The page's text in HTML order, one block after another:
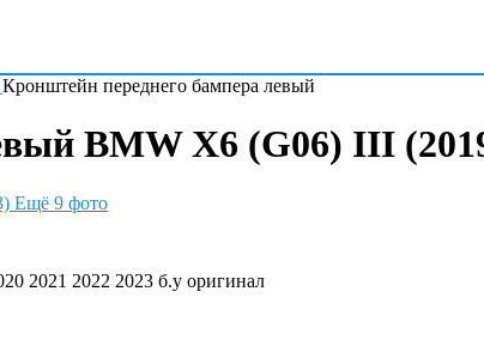
Кронштейн переднего бампера левый
BMW X6 (G06) III
Ещё 9 фото
2021 2022 2023 б.у оригинал